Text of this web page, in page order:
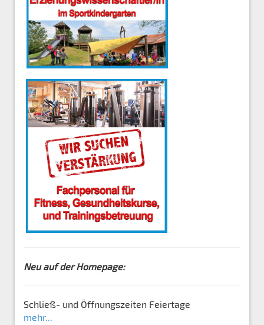
Neu auf der Homepage:
Schließ- und Öffnungszeiten Feiertage
mehr...